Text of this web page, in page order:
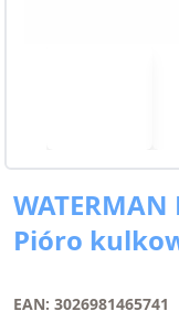
Pióro
EAN: 3026981465741